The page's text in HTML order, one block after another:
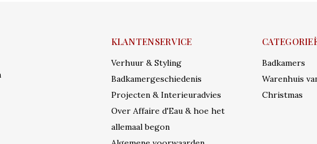
KLANTENSERVICE
Verhuur & Styling
Badkamergeschiedenis
Projecten & Interieuradvies
Over Affaire d'Eau & hoe het
allemaal begon
Badkamers
Warenhuis
Christmas